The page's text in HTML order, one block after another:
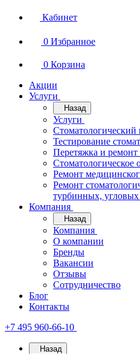
Кабинет
0 Избранное
0 Корзина
Акции
Услуги
Назад
Услуги
Тестирование
Перетяжка и
Стоматологическое
Ремонт
Ремонт
турбинных,
Компания
Назад
Компания
О компании
Бренды
Вакансии
Отзывы
Сотрудничество
Блог
Контакты
+7 495 960-66-10
Назад